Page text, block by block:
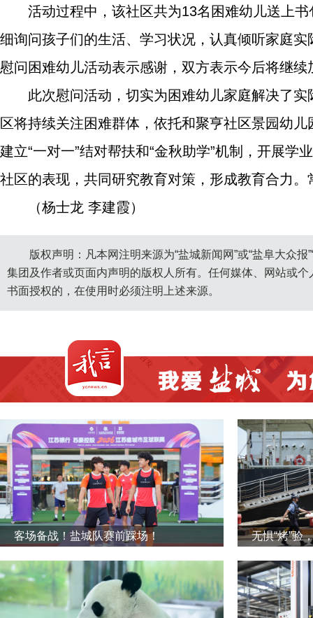
活动过程中，该社区共为13名困难幼儿送上
细询问孩子们的生活、学习状况，认真倾听家庭
慰问困难幼儿活动表示感谢，双方表示今后将继
此次慰问活动，切实为困难幼儿家庭解决了
区将持续关注困难群体，依托和聚亨社区景园幼
建立“一对一”结对帮扶和“金秋助学”机制，开展
社区的表现，共同研究教育对策，形成教育合力
（杨士龙 李建霞）
版权声明：凡本网注明来源为“盐城新闻网”或“盐阜大众
集团及作者或页面内声明的版权人所有。任何媒体、网站或
书面授权的，在使用时必须注明上述来源。
客场备战！盐城队赛前踩场！ 无惧“烤”验